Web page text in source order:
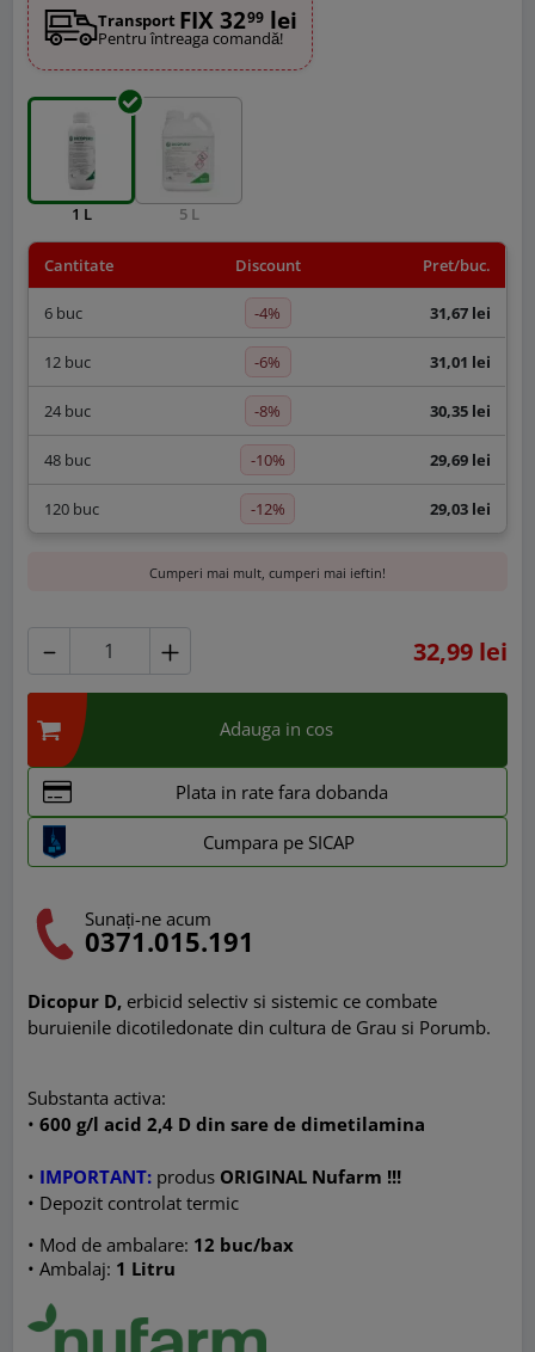
Transport FIX 3299 lei
Pentru întreaga comandă!
1 L 5 L
Cantitate Discount Pret/buc.
6 buc -4% 31,67 lei
12 buc -6% 31,01 lei
24 buc -8% 30,35 lei
48 buc -10% 29,69 lei
120 buc -12% 29,03 lei
Cumperi mai mult, cumperi mai ieftin!
32,99 lei
Adauga in cos
Plata in rate fara dobanda
Cumpara pe SICAP
Sunați-ne acum
0371.015.191
Dicopur D, erbicid selectiv si sistemic ce combate
buruienile dicotiledonate din cultura de Grau si Porumb.
Substanta activa:
•600 g/l acid 2,4 D din sare de dimetilamina
• IMPORTANT: produs ORIGINAL Nufarm !!!
• Depozit controlat termic
• Mod de ambalare: 12 buc/bax
• Ambalaj: 1 Litru